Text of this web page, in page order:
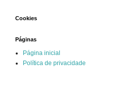
Cookies
Páginas
Página inicial
Política de privacidade